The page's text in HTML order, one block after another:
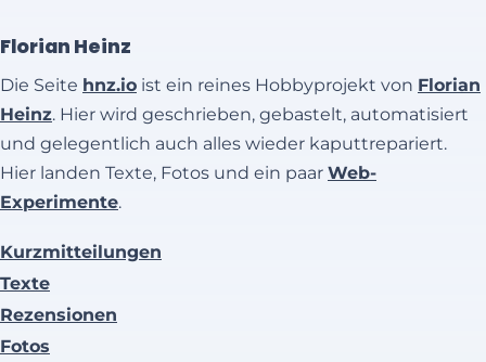
Florian Heinz
Die Seite hnz.io ist ein reines Hobbyprojekt von Florian
Heinz. Hier wird geschrieben, gebastelt, automatisiert
und gelegentlich auch alles wieder kaputtrepariert.
Hier landen Texte, Fotos und ein paar Web-
Experimente.
Kurzmitteilungen
Texte
Rezensionen
Fotos